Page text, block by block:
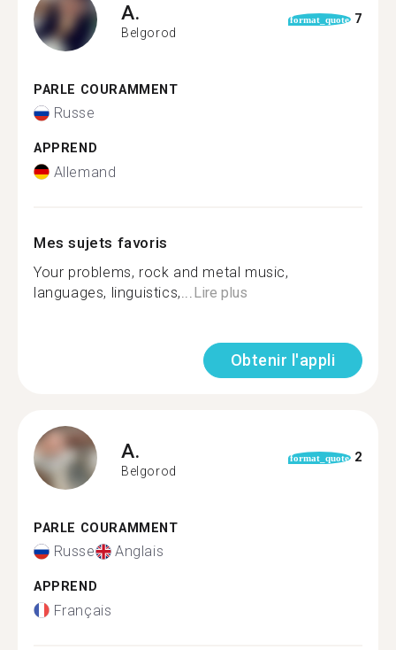
A.
Belgorod
format_quote 7
PARLE COURAMMENT
Russe
APPREND
Allemand
Mes sujets favoris
Your problems, rock and metal music,
languages, linguistics,... Lire plus
Obtenir l'appli
A.
Belgorod
format_quote 2
PARLE COURAMMENT
Russe Anglais
APPREND
Français